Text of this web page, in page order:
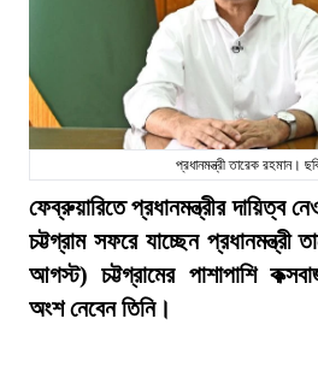
প্রধানমন্ত্রী তারেক রহমান।
ফেব্রুয়ারিতে প্রধানমন্ত্রীর দায়িত্ব
চট্টগ্রাম সফরে যাচ্ছেন প্রধানমন্ত্রী
আগস্ট) চট্টগ্রামের পাশাপাশি
অংশ নেবেন তিনি।